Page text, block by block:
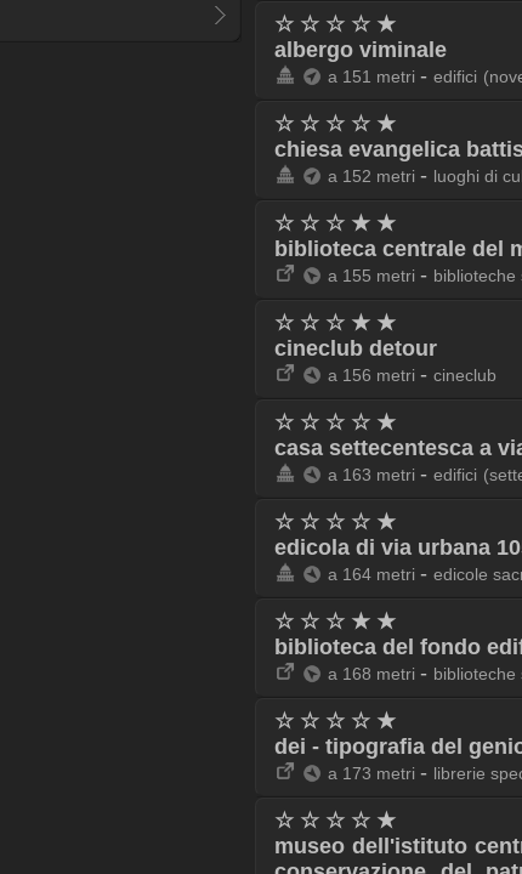
☆ ☆ ☆ ☆ ★
albergo viminale
a 151 metri - edifici
☆ ☆ ☆ ☆ ★
chiesa evangelica
a 152 metri - luoghi di
☆ ☆ ☆ ★ ★
biblioteca centrale del
a 155 metri - biblioteche
☆ ☆ ☆ ★ ★
cineclub detour
a 156 metri - cineclub
☆ ☆ ☆ ☆ ★
casa settecentesca a
a 163 metri - edifici
☆ ☆ ☆ ☆ ★
edicola di via urbana
a 164 metri - edicole
☆ ☆ ☆ ★ ★
biblioteca del fondo
a 168 metri - biblioteche
☆ ☆ ☆ ☆ ★
dei - tipografia del
a 173 metri - librerie
☆ ☆ ☆ ☆ ★
museo dell'istituto